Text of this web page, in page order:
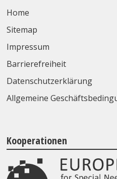
Home
Sitemap
Impressum
Barrierefreiheit
Datenschutzerklärung
Allgemeine
Kooperationen